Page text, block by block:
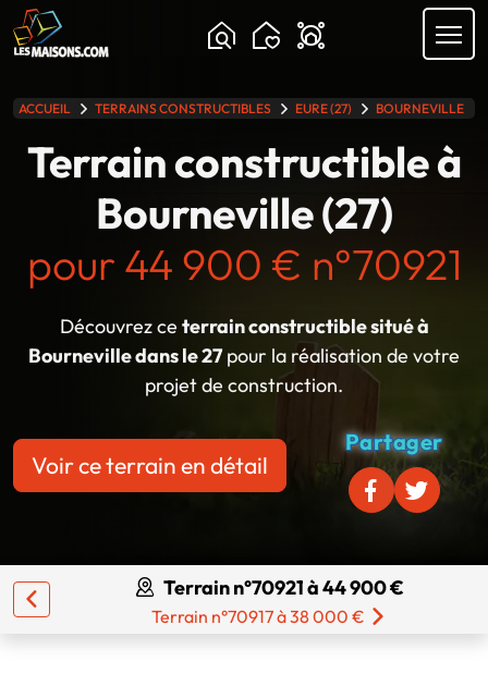
ACCUEIL TERRAINS CONSTRUCTIBLES EURE (27) BOURNEVILLE
Terrain constructible à
Bourneville (27)
pour 44 900 € n°70921
Découvrez ce terrain constructible situé à
Bourneville dans le 27pour la réalisation de votre
projet de construction.
Voir ce terrain en détail
Partager
Terrain n°70921 à 44 900 €
Terrain n°70917 à 38 000 €